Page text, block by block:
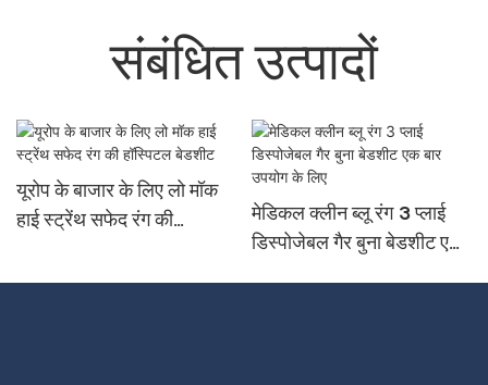
संबंधित उत्पादों
यूरोप के बाजार के लिए लो मॉक
हाई स्ट्रेंथ सफेद रंग की
मेडिकल क्लीन ब्लू रंग 3 प्लाई
डिस्पोजेबल गैर बुना बेडशीट एक